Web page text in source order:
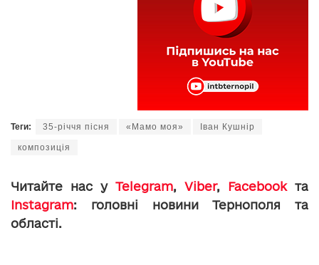
Теги: 35-річчя пісня «Мамо моя» Іван Кушнір
композиція
Читайте нас у Telegram, Viber, Facebookта
Instagram: головні новини Тернополя та
області.